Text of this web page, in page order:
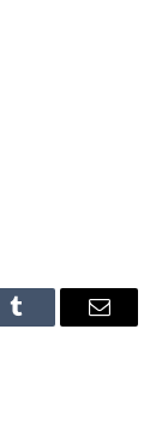
Tumblr Email